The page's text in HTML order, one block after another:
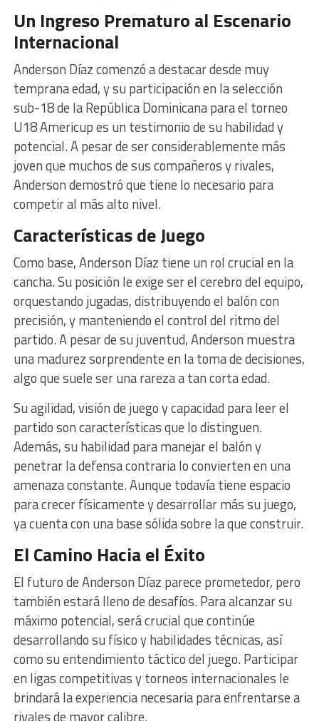
Un Ingreso Prematuro al Escenario
Internacional
Anderson Díaz comenzó a destacar desde muy
temprana edad, y su participación en la selección
sub-18 de la República Dominicana para el torneo
U18 Americup es un testimonio de su habilidad y
potencial. A pesar de ser considerablemente más
joven que muchos de sus compañeros y rivales,
Anderson demostró que tiene lo necesario para
competir al más alto nivel.
Características de Juego
Como base, Anderson Díaz tiene un rol crucial en la
cancha. Su posición le exige ser el cerebro del equipo,
orquestando jugadas, distribuyendo el balón con
precisión, y manteniendo el control del ritmo del
partido. A pesar de su juventud, Anderson muestra
una madurez sorprendente en la toma de decisiones,
algo que suele ser una rareza a tan corta edad.
Su agilidad, visión de juego y capacidad para leer el
partido son características que lo distinguen.
Además, su habilidad para manejar el balón y
penetrar la defensa contraria lo convierten en una
amenaza constante. Aunque todavía tiene espacio
para crecer físicamente y desarrollar más su juego,
ya cuenta con una base sólida sobre la que construir.
El Camino Hacia el Éxito
El futuro de Anderson Díaz parece prometedor, pero
también estará lleno de desafíos. Para alcanzar su
máximo potencial, será crucial que continúe
desarrollando su físico y habilidades técnicas, así
como su entendimiento táctico del juego. Participar
en ligas competitivas y torneos internacionales le
brindará la experiencia necesaria para enfrentarse a
rivales de mayor calibre.